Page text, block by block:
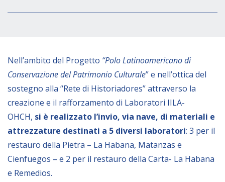
COOPERAZIONE
Patrimonio culturale
Empowerment socio- economico
Giustizia e Sicurezza
EUROsociAL
EL PAcCTO
EUROFRONT
Nell’ambito del Progetto “Polo Latinoamericano di
Conservazione del Patrimonio Culturale”e nell’ottica del
sostegno alla “Rete di Historiadores” attraverso la
creazione e il rafforzamento di Laboratori IILA-
OHCH, si è realizzato l’invio, via nave, di materiali e
attrezzature destinati a 5 diversi laboratori: 3 per il
restauro della Pietra – La Habana, Matanzas e
Cienfuegos – e 2 per il restauro della Carta- La Habana
e Remedios.